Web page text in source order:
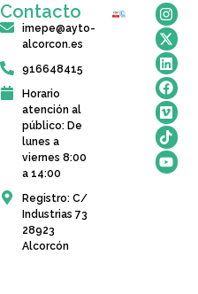
Contacto
imepe@ayto-
alcorcon.es
916648415
Horario
atención al
público: De
lunes a
viernes 8:00
a 14:00
Registro: C/
Industrias 73
28923
Alcorcón